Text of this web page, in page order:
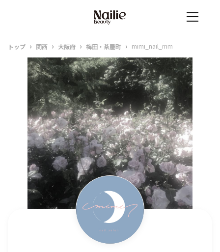
トップ › 関西 › 大阪府 › 梅田・茶屋町 › mimi_nail_mm